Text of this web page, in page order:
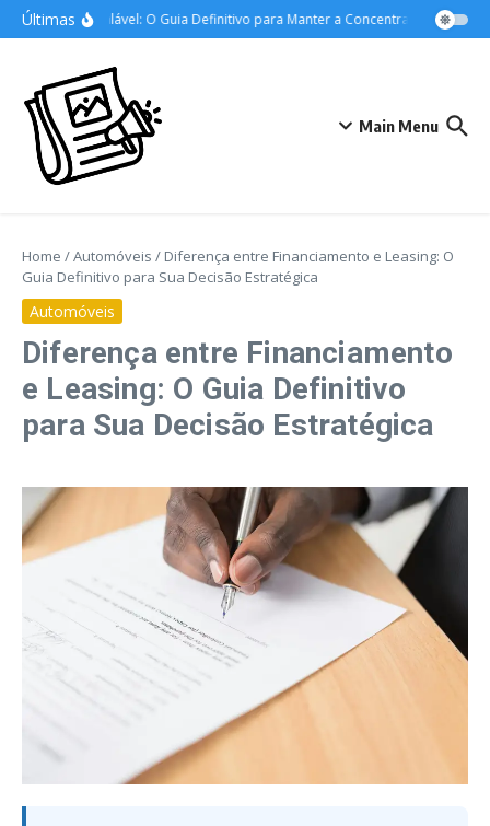
Ir para o conteúdo
Últimas
Foco Inabalável: O Guia Definitivo para Manter a Concentração nos
Main Menu
Home /Automóveis / Diferença entre Financiamento e Leasing: O
Guia Definitivo para Sua Decisão Estratégica
Automóveis
Diferença entre Financiamento
e Leasing: O Guia Definitivo
para Sua Decisão Estratégica